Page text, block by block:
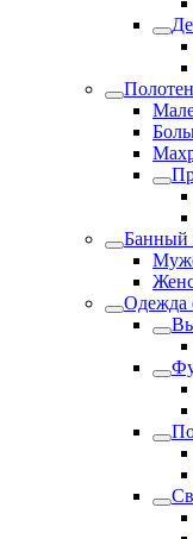
Банный
Одежда